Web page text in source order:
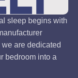
sleep begins with
we are dedicated
bedroom into a